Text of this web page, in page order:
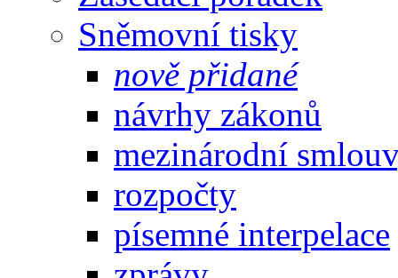
Sněmovní tisky
nově přidané
návrhy zákonů
mezinárodní
rozpočty
písemné interpelace